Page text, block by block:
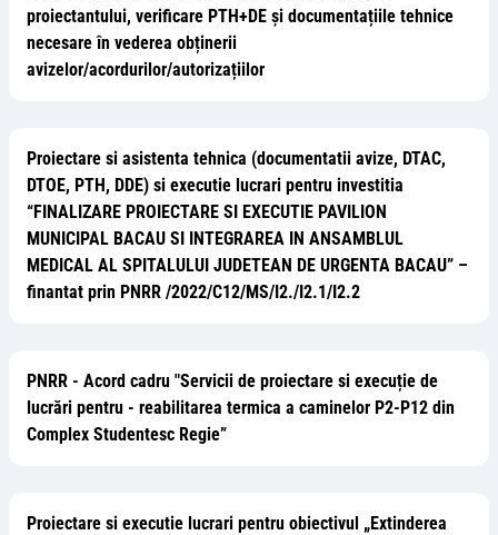
proiectantului, verificare PTH+DE și documentațiile tehnice
necesare în vederea obținerii
avizelor/acordurilor/autorizațiilor
Proiectare si asistenta tehnica (documentatii avize, DTAC,
DTOE, PTH, DDE) si executie lucrari pentru investitia
“FINALIZARE PROIECTARE SI EXECUTIE PAVILION
MUNICIPAL BACAU SI INTEGRAREA IN ANSAMBLUL
MEDICAL AL SPITALULUI JUDETEAN DE URGENTA BACAU” –
finantat prin PNRR /2022/C12/MS/I2./I2.1/I2.2
PNRR - Acord cadru "Servicii de proiectare si execuție de
lucrări pentru - reabilitarea termica a caminelor P2-P12 din
Complex Studentesc Regie”
Proiectare si executie lucrari pentru obiectivul „Extinderea